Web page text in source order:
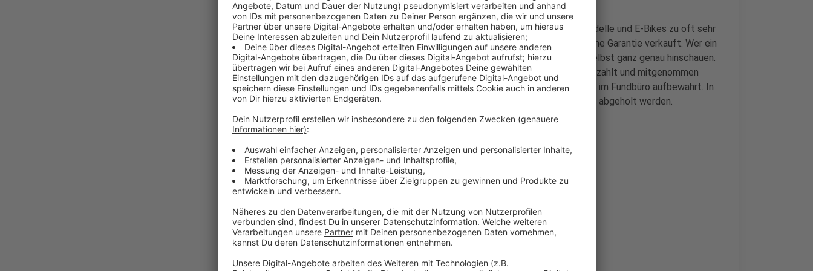
Über 100 Fahrräder stehen zur Auswahl, darunter auch Markenmodelle und E-Bikes zu oft sehr
günstigen Preisen. Der Grund: Die Räder werden ungeprüft und ohne Garantie verkauft. Wer ein
Fahrrad ersteigern möchte, sollte deshalb bei der Besichtigung selbst ganz genau hinschauen.
Nach der Versteigerung muss das neue Fahrrad dann direkt bar bezahlt und mitgenommen
werden. Fundsachen werden vor der Versteigerung sechs Monate im Fundbüro aufbewahrt. In
dieser Zeit können sie von der Eigentümerin oder dem Eigentümer abgeholt werden.
Weitere Infos und Links zum Thema:
Anzeige
Die Meldung des Fundbüros zur Versteigerung